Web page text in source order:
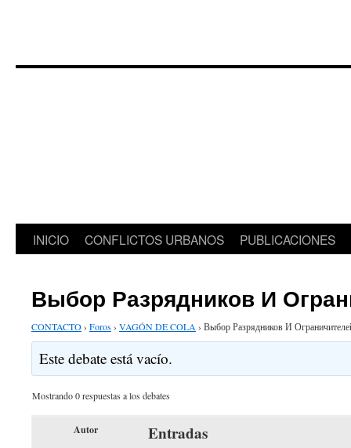
Saltar
contenido
INICIO CONFLICTOS URBANOS PUBLICACIONES
Выбор Разрядников И
CONTACTO› Foros› VAGÓN DE COLA › Выбор Разрядников И
Este debate está vacío.
Mostrando 0 respuestas a los debates
Autor Entradas